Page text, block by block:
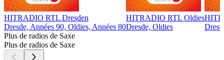
HITRADIO RTL Dresden
Dresde, Années 90, Oldies, Années 80
HITRADIO RTL Oldies
Dresde, Oldies
Plus de radios de Saxe
Plus de radios de Saxe